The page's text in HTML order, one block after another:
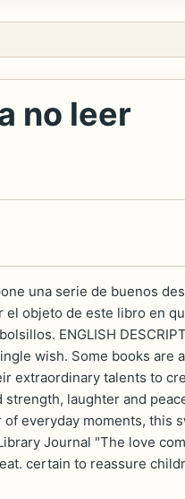
no leer
una serie de buenos
el objeto de este libro en
ENGLISH
wish. Some books
extraordinary talents to
laughter and
everyday moments,
Journal "The love
certain to reassure